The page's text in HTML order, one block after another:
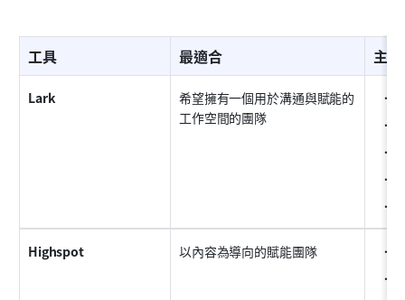
工具 最適合 主
Lark
希望擁有一個用於溝通與賦能的
工作空間的團隊
Highspot 以內容為導向的賦能團隊